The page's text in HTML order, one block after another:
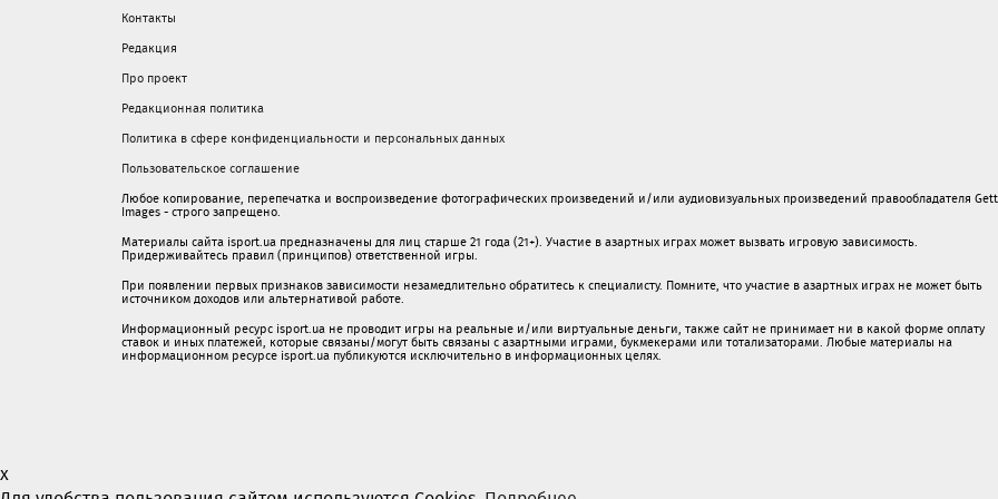
Контакты
Редакция
Про проект
Редакционная политика
Политика в сфере конфиденциальности и персональных данных
Пользовательское соглашение
Любое копирование, перепечатка и воспроизведение фотографических произведений и/или аудиовизуальных произведений правообладателя
Images - строго запрещено.
Материалы сайта isport.ua предназначены для лиц старше 21 года (21+). Участие в азартных играх может вызвать игровую зависимость.
Придерживайтесь правил (принципов) ответственной игры.
При появлении первых признаков зависимости незамедлительно обратитесь к специалисту. Помните, что участие в азартных играх не может быть
источником доходов или альтернативой работе.
Информационный ресурс isport.ua не проводит игры на реальные и/или виртуальные деньги, также сайт не принимает ни в какой форме oплaту
ставок и иных платежей, которые связаны/могут быть связаны c азартными игрaми, букмекерами или тотализаторами. Любые материалы на
информационном ресурсе isport.ua публикуютcя исключительно в информационных целях.
x